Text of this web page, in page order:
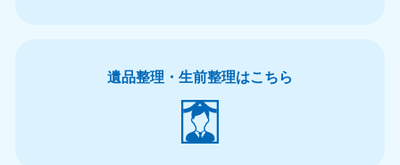
遺品整理・生前整理はこちら